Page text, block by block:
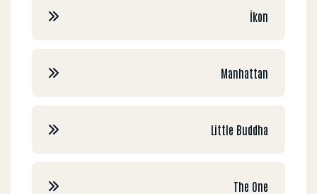
İkon
Manhattan
Little Buddha
The One